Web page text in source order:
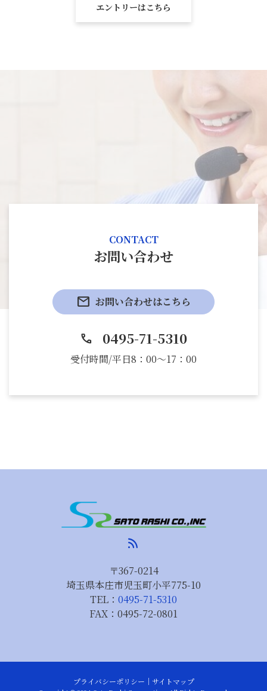
エントリーはこちら
CONTACT
お問い合わせ
mail お問い合わせはこちら
phone 0495-71-5310
受付時間/平日8：00～17：00
rss_feed
〒367-0214
埼玉県本庄市児玉町小平775-10
TEL： 0495-71-5310
FAX： 0495-72-0801
プライバシーポリシー ｜ サイトマップ